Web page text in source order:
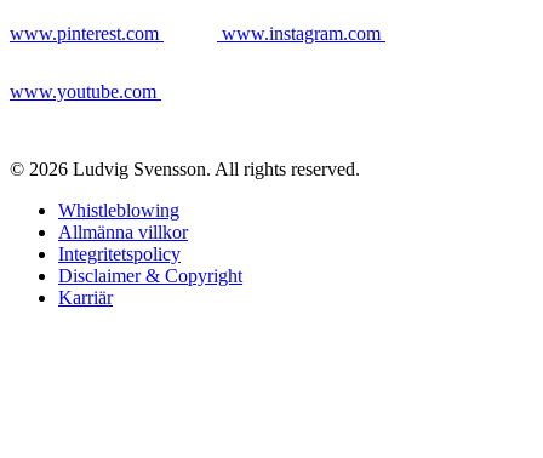
www.pinterest.com www.instagram.com
www.youtube.com
© 2026 Ludvig Svensson. All rights reserved.
Whistleblowing
Allmänna villkor
Integritetspolicy
Disclaimer & Copyright
Karriär